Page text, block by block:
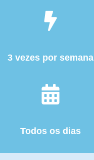
3 vezes por semana
Todos os dias